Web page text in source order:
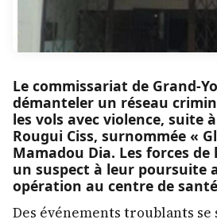
Le commissariat de Grand-
démanteler un réseau
les vols avec violence, suite
Rougui Ciss, surnommée «
Mamadou Dia. Les forces de
un suspect à leur poursuite
opération au centre de
Des événements troublants se